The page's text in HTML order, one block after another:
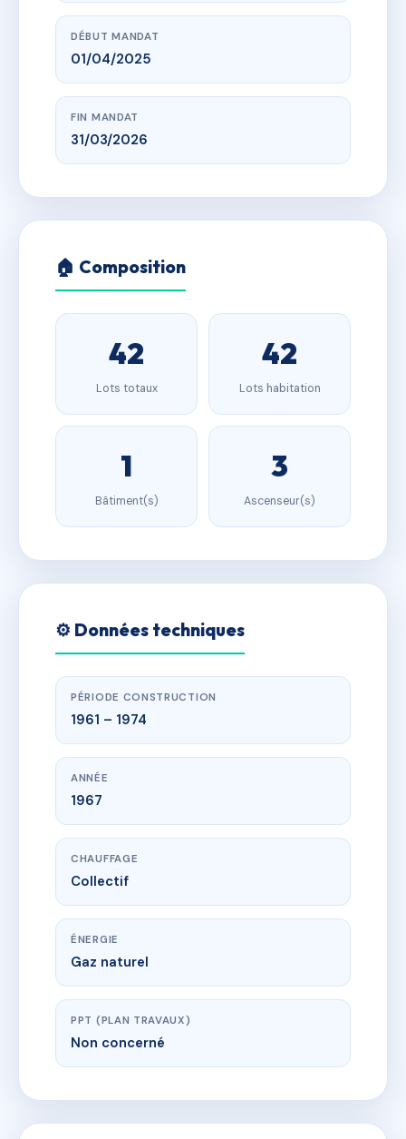
DÉBUT MANDAT
01/04/2025
FIN MANDAT
31/03/2026
🏠 Composition
42
Lots totaux
42
Lots habitation
1
Bâtiment(s)
3
Ascenseur(s)
⚙️ Données techniques
PÉRIODE CONSTRUCTION
1961 – 1974
ANNÉE
1967
CHAUFFAGE
Collectif
ÉNERGIE
Gaz naturel
PPT (PLAN TRAVAUX)
Non concerné